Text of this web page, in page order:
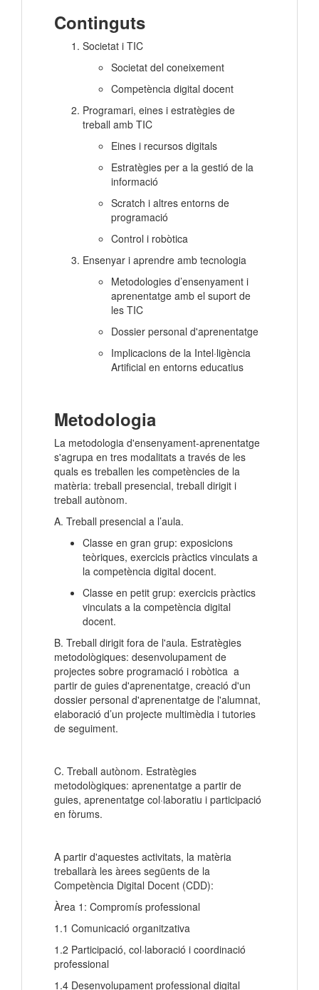
Continguts
Societat i TIC
Societat del coneixement
Competència digital docent
Programari, eines i estratègies de
treball amb TIC
Eines i recursos digitals
Estratègies per a la gestió de la
informació
Scratch i altres entorns de
programació
Control i robòtica
Ensenyar i aprendre amb tecnologia
Metodologies d’ensenyament i
aprenentatge amb el suport de
les TIC
Dossier personal d'aprenentatge
Implicacions de la Intel·ligència
Artificial en entorns educatius
Metodologia
La metodologia d'ensenyament-aprenentatge
s'agrupa en tres modalitats a través de les
quals es treballen les competències de la
matèria: treball presencial, treball dirigit i
treball autònom.
A. Treball presencial a l’aula.
Classe en gran grup: exposicions
teòriques, exercicis pràctics vinculats a
la competència digital docent.
Classe en petit grup: exercicis pràctics
vinculats a la competència digital
docent.
B. Treball dirigit fora de l'aula. Estratègies
metodològiques: desenvolupament de
projectes sobre programació i robòtica a
partir de guies d'aprenentatge, creació d'un
dossier personal d'aprenentatge de l'alumnat,
elaboració d’un projecte multimèdia i tutories
de seguiment.
C. Treball autònom. Estratègies
metodològiques: aprenentatge a partir de
guies, aprenentatge col·laboratiu i participació
en fòrums.
A partir d'aquestes activitats, la matèria
treballarà les àrees següents de la
Competència Digital Docent (CDD):
Àrea 1: Compromís professional
1.1 Comunicació organitzativa
1.2 Participació, col·laboració i coordinació
professional
1.4 Desenvolupament professional digital